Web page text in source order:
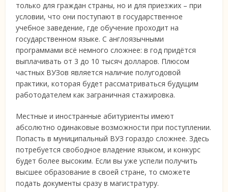
только для граждан страны, но и для приезжих – при
условии, что они поступают в государственное
учебное заведение, где обучение проходит на
государственном языке. С англоязычными
программами всё немного сложнее: в год придётся
выплачивать от 3 до 10 тысяч долларов. Плюсом
частных ВУЗов является наличие полугодовой
практики, которая будет рассматриваться будущим
работодателем как заграничная стажировка.
Местные и иностранные абитуриенты имеют
абсолютно одинаковые возможности при поступлении.
Попасть в муниципальный ВУЗ гораздо сложнее. Здесь
потребуется свободное владение языком, и конкурс
будет более высоким. Если вы уже успели получить
высшее образование в своей стране, то сможете
подать документы сразу в магистратуру.